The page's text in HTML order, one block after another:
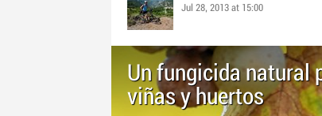
Jul 28, 2013 at 15:00
Un fungicida natural
viñas y huertos